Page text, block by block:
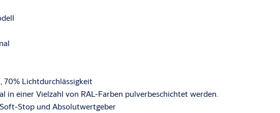
das Schnelllauftor
mit hoher
die
und die
für Grössen bis zu 8
mit hohem
70% Lichtdurchlässigkeit
einer Vielzahl von RAL-Farben pulverbeschichtet werden.
Stop und Absolutwertgeber